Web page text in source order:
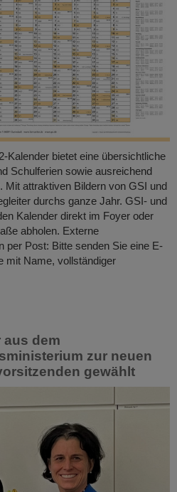
Kalender bietet eine übersichtliche
Schulferien sowie ausreichend
Mit attraktiven Bildern von GSI und
durchs ganze Jahr. GSI- und
Kalender direkt im Foyer oder
abholen. Externe
per Post: Bitte senden Sie eine E-
mit Name, vollständiger
aus dem
zur neuen
gewählt